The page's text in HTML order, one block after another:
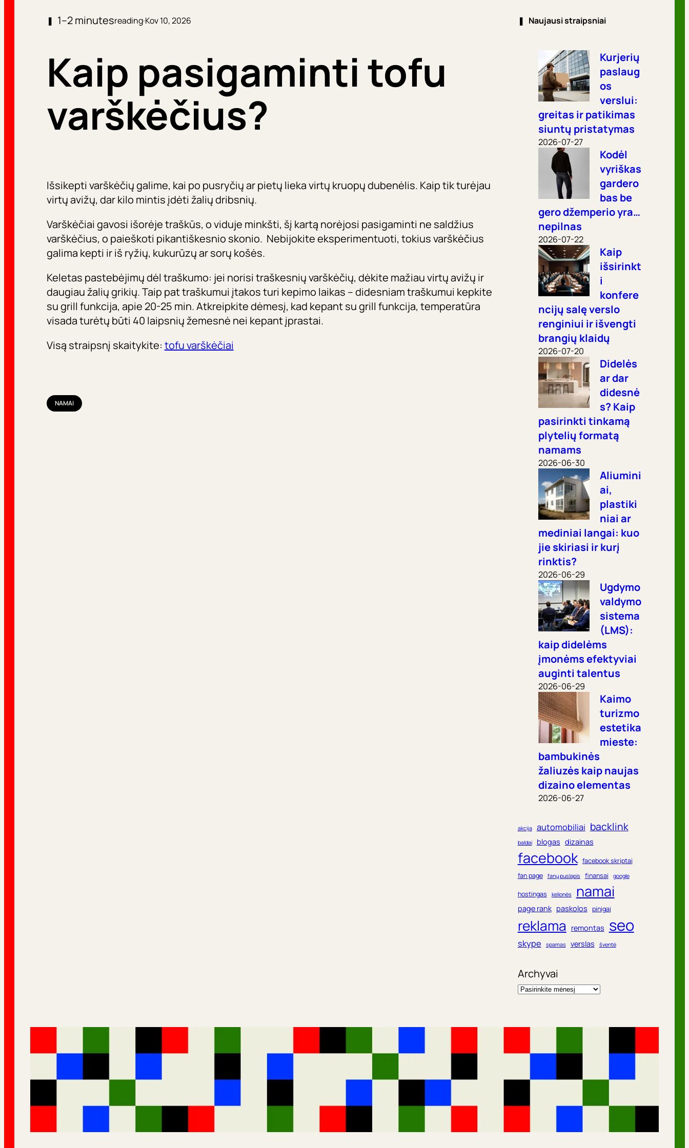
i
❚ 1–2 minutesreading·Kov 10, 2026
Kaip pasigaminti tofu
varškėčius?
Išsikepti varškėčių galime, kai po pusryčių ar pietų lieka virtų kruopų dubenėlis. Kaip tik turėjau
virtų avižų, dar kilo mintis įdėti žalių dribsnių.
Varškėčiai gavosi išorėje traškūs, o viduje minkšti, šį kartą norėjosi pasigaminti ne saldžius
varškėčius, o paieškoti pikantiškesnio skonio. Nebijokite eksperimentuoti, tokius varškėčius
galima kepti ir iš ryžių, kukurūzų ar sorų košės.
Keletas pastebėjimų dėl traškumo: jei norisi traškesnių varškėčių, dėkite mažiau virtų avižų ir
daugiau žalių grikių. Taip pat traškumui įtakos turi kepimo laikas – didesniam traškumui kepkite
su grill funkcija, apie 20-25 min. Atkreipkite dėmesį, kad kepant su grill funkcija, temperatūra
visada turėtų būti 40 laipsnių žemesnė nei kepant įprastai.
Visą straipsnį skaitykite: tofu varškėčiai
NAMAI
❚ Naujausi straipsniai
Kurjerių
paslaug
os
verslui:
greitas ir patikimas
siuntų pristatymas
2026-07-27
Kodėl
vyriškas
gardero
bas be
gero džemperio yra…
nepilnas
2026-07-22
Kaip
išsirinkt
i
konfere
ncijų salę verslo
renginiui ir išvengti
brangių klaidų
2026-07-20
Didelės
ar dar
didesnė
s? Kaip
pasirinkti tinkamą
plytelių formatą
namams
2026-06-30
Aliumini
ai,
plastiki
niai ar
mediniai langai: kuo
jie skiriasi ir kurį
rinktis?
2026-06-29
Ugdymo
valdymo
sistema
(LMS):
kaip didelėms
įmonėms efektyviai
auginti talentus
2026-06-29
Kaimo
turizmo
estetika
mieste:
bambukinės
žaliuzės kaip naujas
dizaino elementas
2026-06-27
akcija automobiliai backlink
baldai blogas dizainas
facebook facebook skriptai
fan page
fanų puslapis finansai google
hostingas kelionės namai
page rank paskolos pinigai
reklama remontas seo
skype spamas verslas šventė
Archyvai